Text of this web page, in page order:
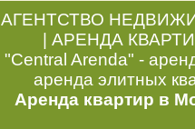
АГЕНТСТВО
|АРЕНДА
"Central Arenda" -
аренда элитных
Аренда квартир в